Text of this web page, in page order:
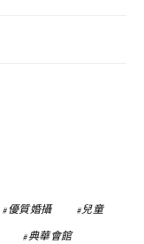
優質婚攝 兒童
典華會館